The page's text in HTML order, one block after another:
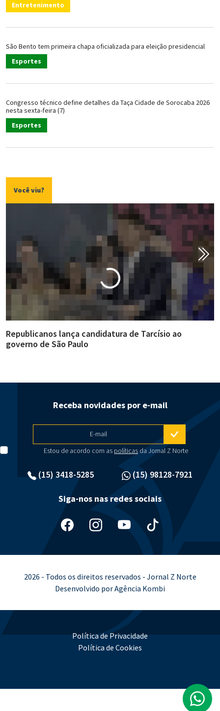
Entretenimento
São Bento tem primeira chapa oficializada para eleição presidencial
Esportes
Congresso técnico define detalhes da Taça Cidade de Sorocaba 2026
nesta sexta-feira (7)
Esportes
Você viu?
Republicanos lança candidatura de Tarcísio ao
governo de São Paulo
(15) 3418-5285 (15) 98128-7921
Receba novidades por e-mail
E-mail
Estou de acordo com as políticasda Jornal Z Norte
Siga-nos nas redes sociais
2026 - Todos os direitos reservados - Jornal Z Norte
Desenvolvido por Agência Kombi
Política de Privacidade
Política de Cookies